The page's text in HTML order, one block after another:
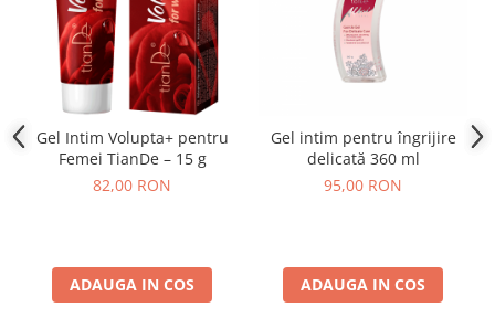
Gel Intim Volupta+ pentru
Femei TianDe – 15 g
82,00 RON
ADAUGA IN COS
Gel intim pentru îngrijire
delicată 360 ml
95,00 RON
ADAUGA IN COS